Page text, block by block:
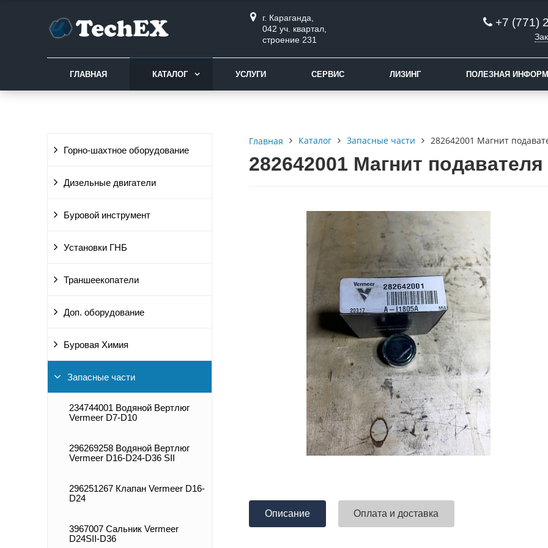
г. Караганда,
042 уч. квартал,
строение 231
+7 (771)
ГЛАВНАЯ КАТАЛОГ УСЛУГИ СЕРВИС ЛИЗИНГ ПОЛЕЗНАЯ
Горно-шахтное оборудование
Дизельные двигатели
Буровой инструмент
Установки ГНБ
Траншеекопатели
Доп. оборудование
Буровая Химия
Запасные части
234744001 Водяной Вертлюг
Vermeer D7-D10
296269258 Водяной Вертлюг
Vermeer D16-D24-D36 SII
296251267 Клапан Vermeer D16-
D24
3967007 Сальник Vermeer
D24SII-D36
Главная Каталог Запасные части 282642001 Магнит
282642001 Магнит
Описание Оплата и доставка